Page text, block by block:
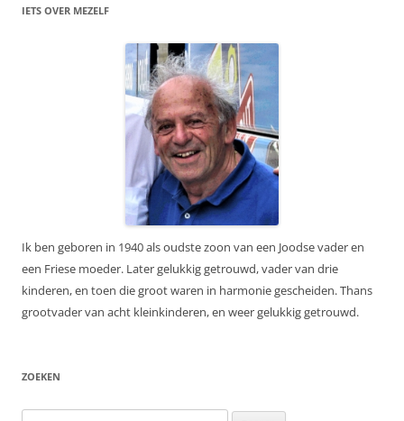
IETS OVER MEZELF
Ik ben geboren in 1940 als oudste zoon van een Joodse vader en
een Friese moeder. Later gelukkig getrouwd, vader van drie
kinderen, en toen die groot waren in harmonie gescheiden. Thans
grootvader van acht kleinkinderen, en weer gelukkig getrouwd.
ZOEKEN